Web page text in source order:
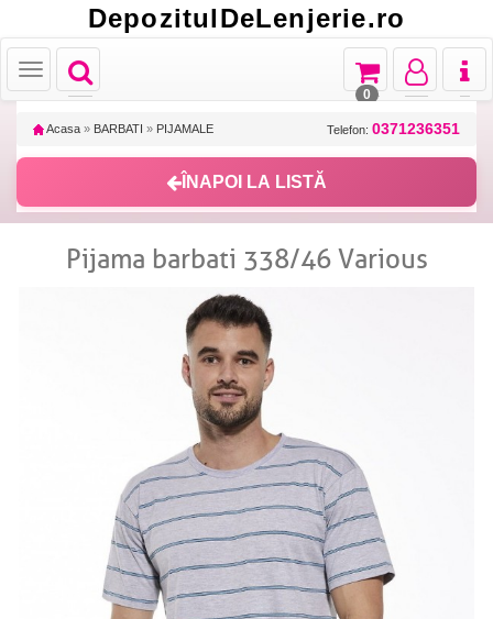
DepozitulDeLenjerie.ro
Toggle
navigation
Toggle
Toggle
navigation
Toggle
navigation
Toggle
navigation
0
Acasa » BARBATI » PIJAMALE Telefon: 0371236351
ÎNAPOI LA LISTĂ
Pijama barbati 338/46 Various